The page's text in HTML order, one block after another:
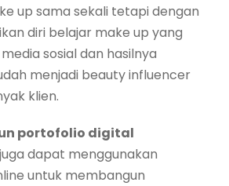
up sama sekali tetapi dengan
diri belajar make up yang
sosial dan hasilnya
menjadi beauty influencer
klien.
portofolio digital
dapat menggunakan
untuk membangun